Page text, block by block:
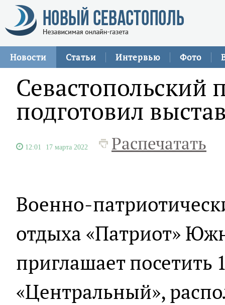
Новости Статьи Интервью Фото
Севастопольский
подготовил
12:01 17 марта 2022 Распечатать
Военно-
отдыха «Патриот»
приглашает посетить
«Центральный»,